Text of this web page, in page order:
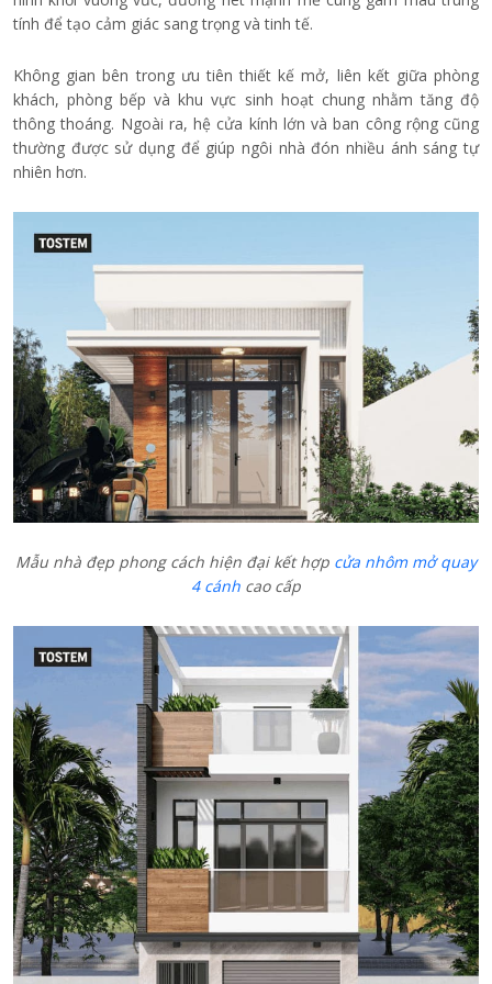
tính để tạo cảm giác sang trọng và tinh tế.
Không gian bên trong ưu tiên thiết kế mở, liên kết giữa phòng
khách, phòng bếp và khu vực sinh hoạt chung nhằm tăng độ
thông thoáng. Ngoài ra, hệ cửa kính lớn và ban công rộng cũng
thường được sử dụng để giúp ngôi nhà đón nhiều ánh sáng tự
nhiên hơn.
Mẫu nhà đẹp phong cách hiện đại kết hợp cửa nhôm mở quay
4 cánh cao cấp